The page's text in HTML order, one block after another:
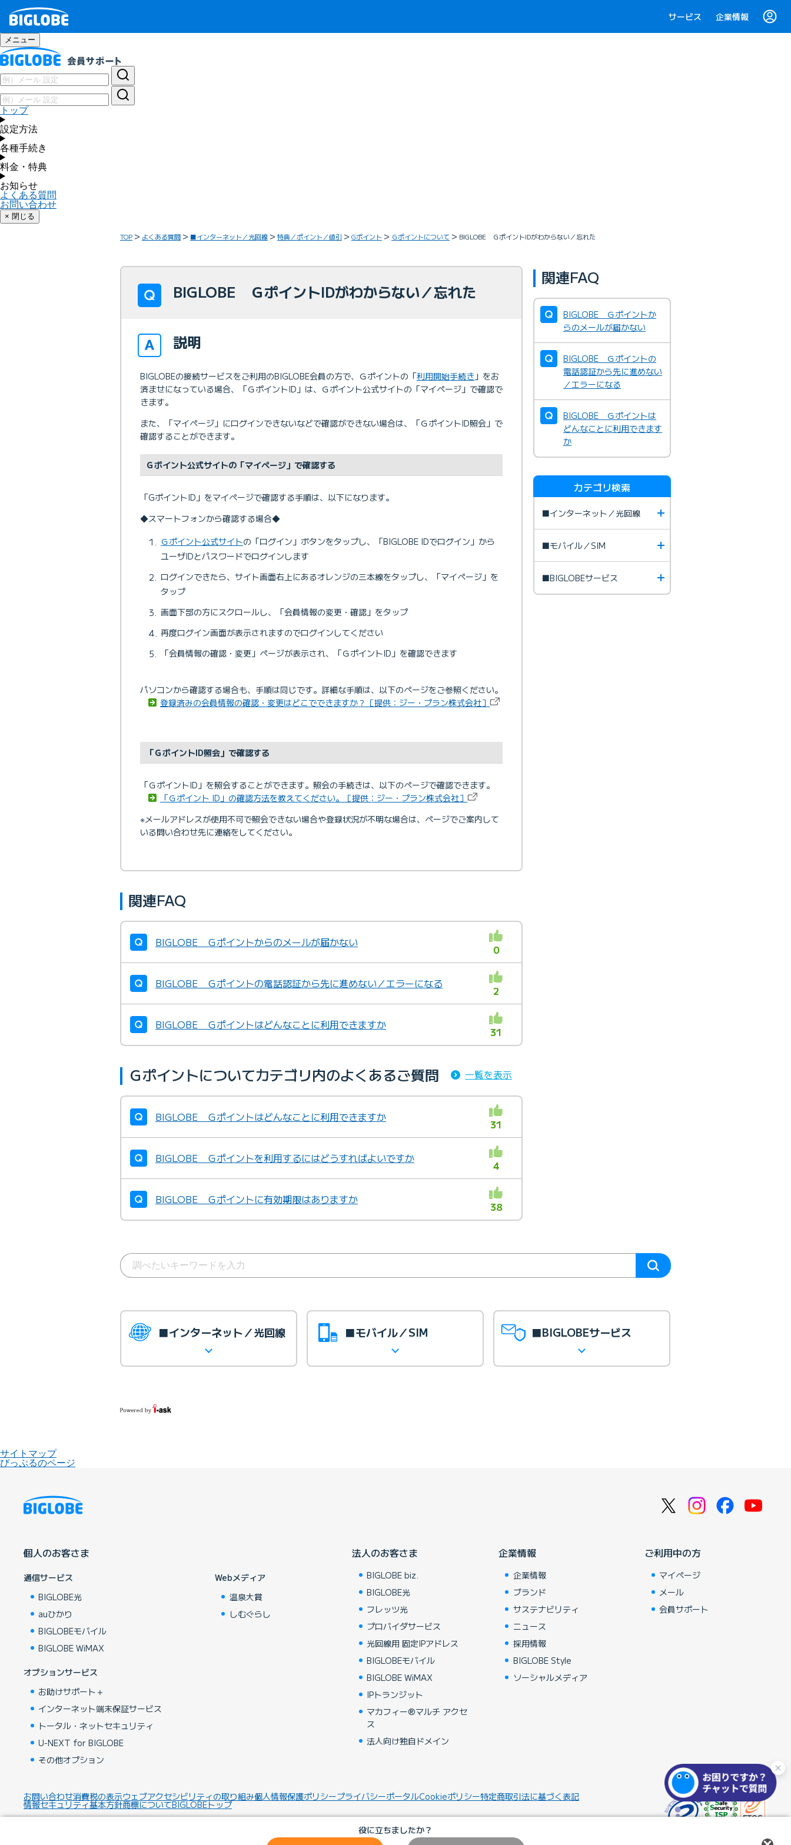
サービス 企業情報
メニュー
トップ
設定方法
各種手続き
料金・特典
お知らせ
よくある質問
お問い合わせ
× 閉じる
TOP よくある質問 ■インターネット／光回線 特典／ポイント／値引 Gポイント Ｇポイントについて BIGLOBE ＧポイントIDがわからない／忘れた
BIGLOBE ＧポイントIDがわからない／忘れた
説明
BIGLOBEの接続サービスをご利用のBIGLOBE会員の方で、Ｇポイントの「利用開始手続き 」をお
済ませになっている場合、「ＧポイントID」は、Ｇポイント公式サイトの「マイページ」で確認で
きます。
また、「マイページ」にログインできないなどで確認ができない場合は、「ＧポイントID照会」で
確認することができます。
Ｇポイント公式サイトの「マイページ」で確認する
「GポイントID」をマイページで確認する手順は、以下になります。
◆スマートフォンから確認する場合◆
Ｇポイント公式サイトの「ログイン」ボタンをタップし、「BIGLOBE IDでログイン」から
ユーザIDとパスワードでログインします
ログインできたら、サイト画面右上にあるオレンジの三本線をタップし、「マイページ」を
タップ
画面下部の方にスクロールし、「会員情報の変更・確認」をタップ
再度ログイン画面が表示されますのでログインしてください
「会員情報の確認・変更」ページが表示され、「ＧポイントID」を確認できます
パソコンから確認する場合も、手順は同じです。詳細な手順は、以下のページをご参照ください。
登録済みの会員情報の確認・変更はどこでできますか？［提供：ジー・プラン株式会社］
「ＧポイントID照会」で確認する
「ＧポイントID」を照会することができます。照会の手続きは、以下のページで確認できます。
「Ｇポイント ID」の確認方法を教えてください。［提供：ジー・プラン株式会社］
※メールアドレスが使用不可で照会できない場合や登録状況が不明な場合は、ページでご案内して
いる問い合わせ先に連絡をしてください。
役に立ちましたか？
関連FAQ
BIGLOBE Ｇポイントからのメールが届かない
0
BIGLOBE Ｇポイントの電話認証から先に進めない／エラーになる
2
BIGLOBE Ｇポイントはどんなことに利用できますか
31
Ｇポイントについてカテゴリ内のよくあるご質問 一覧を表示
BIGLOBE Ｇポイントはどんなことに利用できますか
31
BIGLOBE Ｇポイントを利用するにはどうすればよいですか
4
BIGLOBE Ｇポイントに有効期限はありますか
38
関連FAQ
BIGLOBE Ｇポイントか
らのメールが届かない
BIGLOBE Ｇポイントの
電話認証から先に進めない
／エラーになる
BIGLOBE Ｇポイントは
どんなことに利用できます
か
カテゴリ検索
■インターネット／光回線
■モバイル／SIM
■BIGLOBEサービス
■インターネット／光回線 ■モバイル／SIM ■BIGLOBEサービス
サイトマップ
びっぷるのページ
個人のお客さま
通信サービス
BIGLOBE光
auひかり
BIGLOBEモバイル
BIGLOBE WiMAX
オプションサービス
お助けサポート＋
インターネット端末保証サービス
トータル・ネットセキュリティ
U-NEXT for BIGLOBE
その他オプション
Webメディア
温泉大賞
しむぐらし
法人のお客さま
BIGLOBE biz.
BIGLOBE光
フレッツ光
プロバイダサービス
光回線用 固定IPアドレス
BIGLOBEモバイル
BIGLOBE WiMAX
IPトランジット
マカフィー®マルチ アクセ
ス
法人向け独自ドメイン
企業情報
企業情報
ブランド
サステナビリティ
ニュース
採用情報
BIGLOBE Style
ソーシャルメディア
ご利用中の方
マイページ
メール
会員サポート
お問い合わせ消費税の表示ウェブアクセシビリティの取り組み個人情報保護ポリシープライバシーポータルCookieポリシー特定商取引法に基づく表記
情報セキュリティ基本方針商標についてBIGLOBEトップ